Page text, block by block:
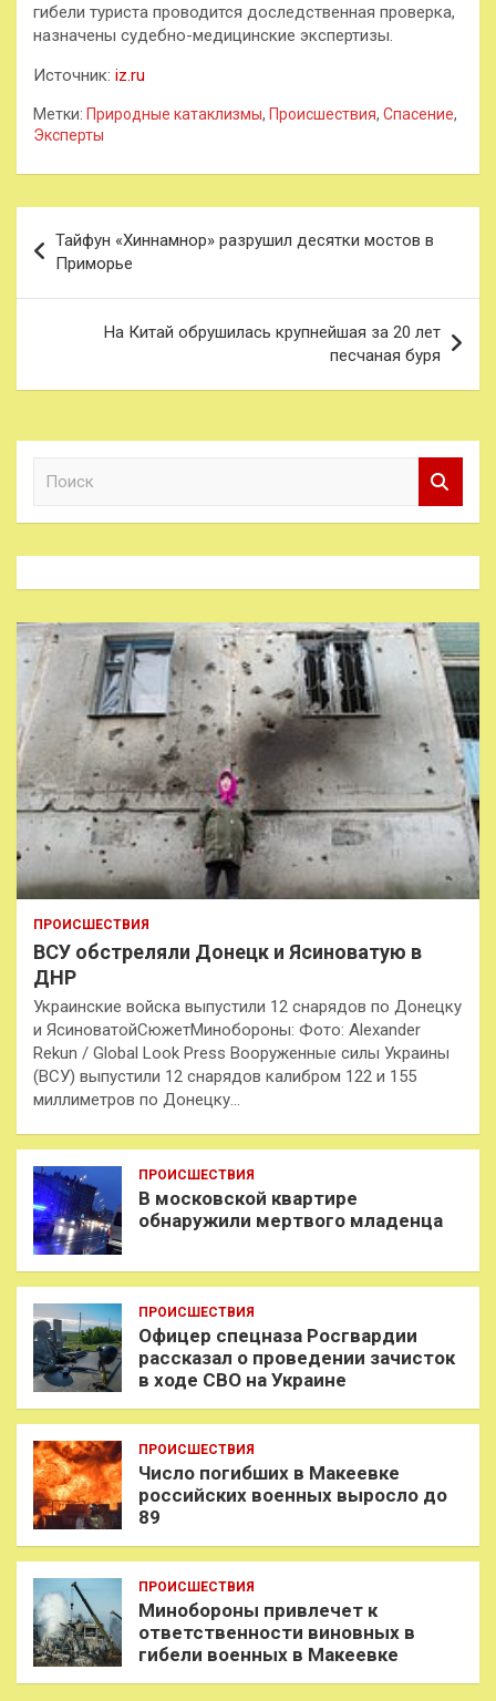
гибели туриста проводится доследственная проверка,
назначены судебно-медицинские экспертизы.
Источник: iz.ru
Метки: Природные катаклизмы, Происшествия, Спасение,
Эксперты
по
записям
Тайфун «Хиннамнор» разрушил десятки мостов в
Приморье
На Китай обрушилась крупнейшая за 20 лет
песчаная буря
к
ПРОИСШЕСТВИЯ
ВСУ обстреляли Донецк и Ясиноватую в
ДНР
Украинские войска выпустили 12 снарядов по Донецку
и ЯсиноватойСюжетМинобороны: Фото: Alexander
Rekun / Global Look Press Вооруженные силы Украины
(ВСУ) выпустили 12 снарядов калибром 122 и 155
миллиметров по Донецку…
ПРОИСШЕСТВИЯ
В московской квартире
обнаружили мертвого младенца
ПРОИСШЕСТВИЯ
Офицер спецназа Росгвардии
рассказал о проведении зачисток
в ходе СВО на Украине
ПРОИСШЕСТВИЯ
Число погибших в Макеевке
российских военных выросло до
89
ПРОИСШЕСТВИЯ
Минобороны привлечет к
ответственности виновных в
гибели военных в Макеевке